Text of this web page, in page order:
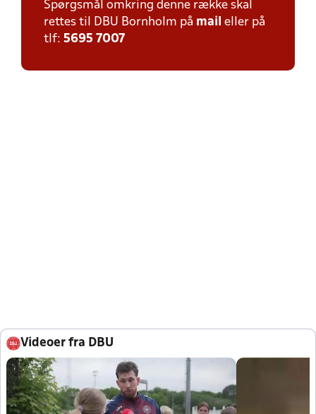
Spørgsmål omkring denne række skal
rettes til DBU Bornholm på mail eller på
tlf: 5695 7007
Videoer fra DBU